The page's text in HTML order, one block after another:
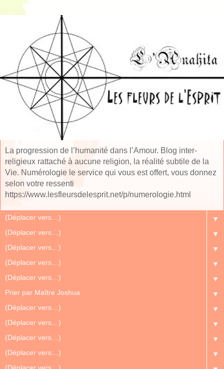
La progression de l’humanité dans l’Amour. Blog inter-
religieux rattaché à aucune religion, la réalité subtile de la
Vie. Numérologie le service qui vous est offert, vous donnez
selon votre ressenti
https://www.lesfleursdelesprit.net/p/numerologie.html
▼
▼
▼
▼
▼
▼
▼
▼
▼
▼